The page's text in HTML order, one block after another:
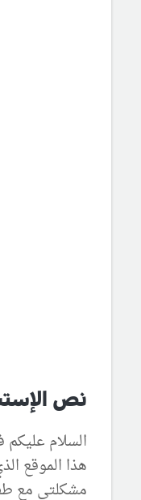
نص
السلام
هذا الموقع
مشكلتي مع